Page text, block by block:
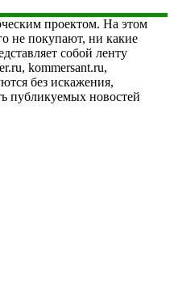
проектом. На этом
не покупают, ни какие
собой ленту
kommersant.ru,
без искажения,
публикуемых новостей